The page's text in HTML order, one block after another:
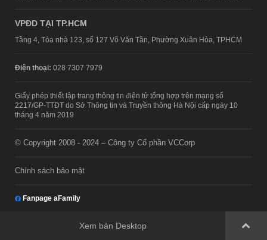
VPĐD TẠI TP.HCM
Tầng 4, Tòa nhà 123, số 127 Võ Văn Tần, Phường Xuân Hòa, TPHCM
Điện thoại: 028 7307 7979
Giấy phép thiết lập trang thông tin điện tử tổng hợp trên mạng số
2217/GP-TTĐT do Sở Thông tin và Truyền thông Hà Nội cấp ngày 10
tháng 4 năm 2019
© Copyright 2008 - 2024 – Công ty Cổ phần VCCorp
Chính sách bảo mật
Fanpage aFamily
Xem bản Desktop